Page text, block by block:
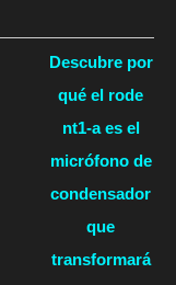
Descubre por
qué el rode
nt1-a es el
micrófono de
condensador
que
transformará